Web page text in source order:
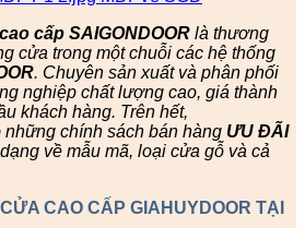
cấp SAIGONDOOR là thương
cửa trong một chuỗi các hệ thống
. Chuyên sản xuất và phân phối
nghiệp chất lượng cao, giá thành
khách hàng. Trên hết,
những chính sách bán hàng ƯU ĐÃI
về mẫu mã, loại cửa gỗ và cả
CAO CẤP GIAHUYDOOR TẠI